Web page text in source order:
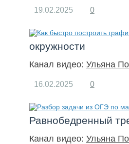
19.02.2025 0
окружности
Канал видео: Ульяна
16.02.2025 0
Равнобедренный
Канал видео: Ульяна